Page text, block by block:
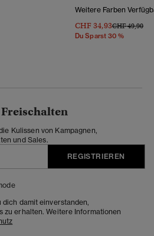
Weitere Farben
CHF 34,93Preis Wurde
CHF 49,90Bis
Du Sparst 30 %
Kulissen von Kampagnen,
und Sales.
REGISTRIEREN
damit einverstanden,
zu erhalten. Weitere Informationen